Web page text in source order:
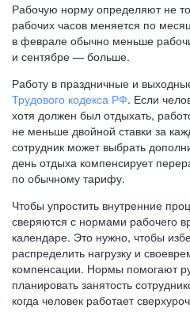
Рабочую норму определяют не
рабочих часов меняется по
в феврале обычно меньше
и сентябре — больше.
Работу в праздничные и
Трудового кодекса РФ. Если
хотя должен был отдыхать,
не меньше двойной ставки за
сотрудник может выбрать
день отдыха компенсирует
по обычному тарифу.
Чтобы упростить внутренние
сверяются с нормами рабочего
календаре. Это нужно, чтобы
распределить нагрузку и
компенсации. Нормы помогают
планировать занятость
когда человек работает